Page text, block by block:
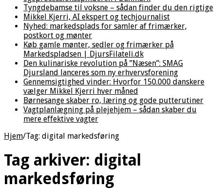
Tyngdebamse til voksne – sådan finder du den rigtige
Mikkel Kjerri, AI ekspert og techjournalist
Nyhed: markedsplads for samler af frimærker,
postkort og mønter
Køb gamle mønter, sedler og frimærker på
Markedspladsen | DjursFilateli.dk
Den kulinariske revolution på ”Næsen”: SMAG
Djursland lanceres som ny erhvervsforening
Gennemsigtighed vinder: Hvorfor 150.000 danskere
vælger Mikkel Kjerri hver måned
Børnesange skaber ro, læring og gode putterutiner
Vagtplanlægning på plejehjem – sådan skaber du
mere effektive vagter
Hjem/Tag: digital markedsføring
Tag arkiver: digital
markedsføring